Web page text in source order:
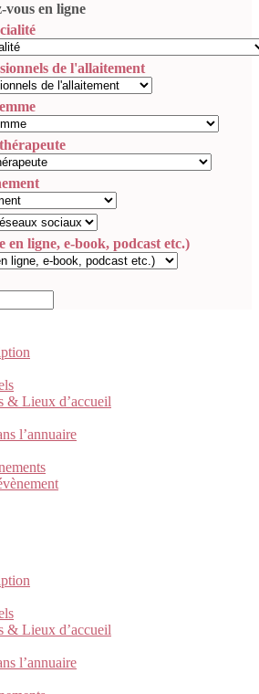
vous en ligne
de l'allaitement
en ligne, e-book, podcast etc.)
& Lieux d’accueil
l’annuaire
& Lieux d’accueil
l’annuaire